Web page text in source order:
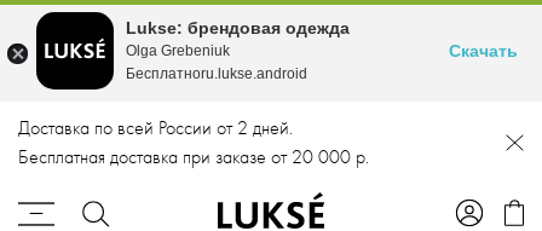
Доставка по всей России от 2 дней.
Бесплатная доставка при заказе от 20 000 р.
Lukse: брендовая одежда
Olga Grebeniuk
Бесплатноru.lukse.android
Скачать